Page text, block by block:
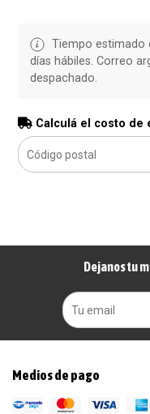
Tiempo estimado
días hábiles. Correo
despachado.
Calculá el costo de
Dejanos tu
Medios de pago